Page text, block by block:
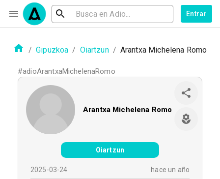
Entrar
/ Gipuzkoa / Oiartzun / Arantxa Michelena Romo
#adioArantxaMichelenaRomo
Arantxa Michelena Romo
Oiartzun
2025-03-24 hace un año